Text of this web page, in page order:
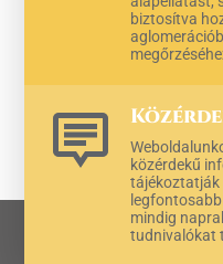
biztosítva
közérdekű
tájékoztatják
mindig
tudnivalókat